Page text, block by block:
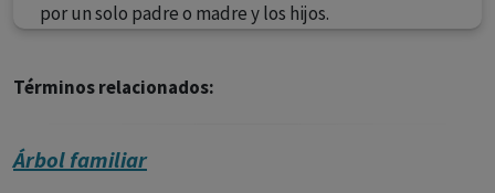
por un solo padre o madre y los hijos.
Términos relacionados:
Árbol familiar